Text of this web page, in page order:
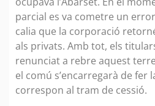
parcial es va cometre un
calia que la corporació
als privats. Amb tot, els
renunciat a rebre aquest
el comú s’encarregarà de fer
correspon al tram de cessió.